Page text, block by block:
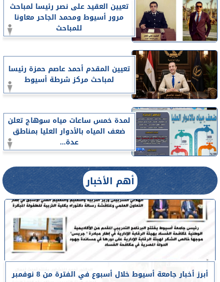
تعيين العقيد على نصر رئيسا لمباحث
مرور أسيوط ومحمد الجاحر معاونا
للمباحث
تعيين المقدم أحمد عاصم حمزة رئيسا
لمباحث مركز شرطة أسيوط
لمدة خمس ساعات مياه سوهاج تعلن
ضعف المياه بالأدوار العليا بمناطق
عدة...
أهم الأخبار
أبرز أخبار جامعة أسيوط خلال أسبوع في الفترة من 8 نوفمبر